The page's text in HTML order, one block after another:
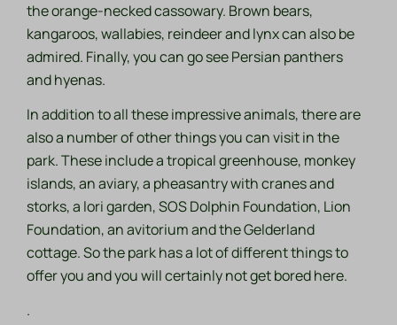
the orange-necked cassowary. Brown bears,
kangaroos, wallabies, reindeer and lynx can also be
admired. Finally, you can go see Persian panthers
and hyenas.
In addition to all these impressive animals, there are
also a number of other things you can visit in the
park. These include a tropical greenhouse, monkey
islands, an aviary, a pheasantry with cranes and
storks, a lori garden, SOS Dolphin Foundation, Lion
Foundation, an avitorium and the Gelderland
cottage. So the park has a lot of different things to
offer you and you will certainly not get bored here.
.